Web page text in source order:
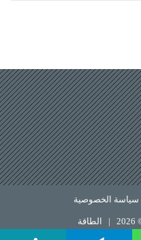
سياسة الخصوصية
| الطاقة